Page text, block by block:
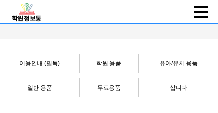
이용안내 (필독) 학원 용품 유아/유치 용품
일반 용품 무료용품 삽니다